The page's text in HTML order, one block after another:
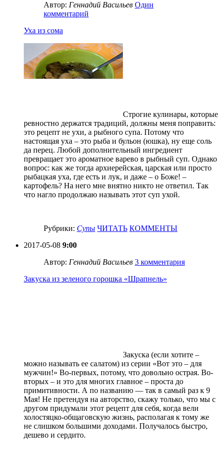
Автор: Геннадий Васильев Один
комментарий
Уха из сома
Строгие кулинары, которые
ревностно держатся традиций, должны меня поправить:
это рецепт не ухи, а рыбного супа. Потому что
настоящая уха – это рыба и бульон (юшка), ну еще соль
да перец. Любой дополнительный ингредиент
превращает это ароматное варево в рыбный суп. Однако
вопрос: как же тогда архиерейская, царская или просто
рыбацкая уха, где есть и лук, и даже – о Боже! –
картофель? На него мне внятно никто не ответил. Так
что нагло продолжаю называть этот суп ухой.
Рубрики: Супы ЧИТАТЬ КОММЕНТЫ
2017-05-08 9:00
Автор: Геннадий Васильев 3 комментария
Закуска из зеленого горошка «Шрапнель»
Закуска (если хотите –
можно называть ее салатом) из серии «Вот это – для
мужчин!» Во-первых, потому, что довольно острая. Во-
вторых – и это для многих главное – проста до
примитивности. А по названию — так в самый раз к 9
Мая! Не претендуя на авторство, скажу только, что мы с
другом придумали этот рецепт для себя, когда вели
холостяцко-общаговскую жизнь, располагая к тому же
не слишком большими доходами. Получалось быстро,
дешево и сердито.